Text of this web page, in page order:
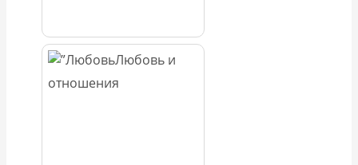
Любовь и
отношения